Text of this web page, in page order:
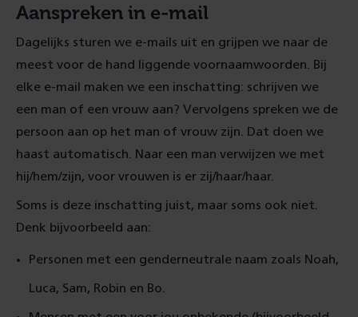
Aanspreken in e-mail
Dagelijks sturen we e-mails uit en grijpen we naar de
meest voor de hand liggende voornaamwoorden. Bij
elke e-mail maken we een inschatting: schrijven we
een man of een vrouw aan? Vervolgens spreken we de
persoon aan op het man of vrouw zijn. Dat doen we
haast automatisch. Naar een man verwijzen we met
hij/hem/zijn, voor vrouwen is er zij/haar/haar.
Soms is deze inschatting juist, maar soms ook niet.
Denk bijvoorbeeld aan:
Personen met een genderneutrale naam zoals Noah,
Luca, Sam, Robin en Bo.